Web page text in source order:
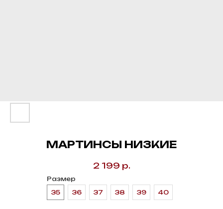
МАРТИНСЫ НИЗКИЕ
2 199 р.
Размер
35
36 37 38 39 40